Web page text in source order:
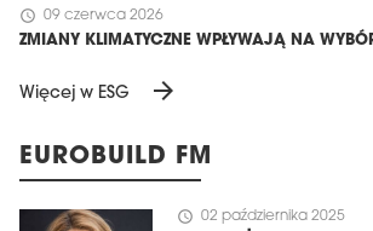
schedule 09 czerwca 2026
ZMIANY KLIMATYCZNE WPŁYWAJĄ NA
Więcej w ESG arrow_forward
EUROBUILD FM
schedule 02 października 2025